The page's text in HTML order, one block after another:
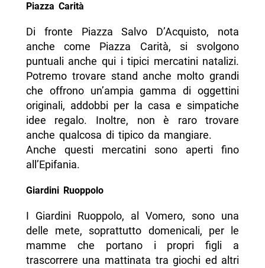
Piazza Carità
Di fronte Piazza Salvo D’Acquisto, nota
anche come Piazza Carità, si svolgono
puntuali anche qui i tipici mercatini natalizi.
Potremo trovare stand anche molto grandi
che offrono un’ampia gamma di oggettini
originali, addobbi per la casa e simpatiche
idee regalo. Inoltre, non è raro trovare
anche qualcosa di tipico da mangiare.
Anche questi mercatini sono aperti fino
all’Epifania.
Giardini Ruoppolo
I Giardini Ruoppolo, al Vomero, sono una
delle mete, soprattutto domenicali, per le
mamme che portano i propri figli a
trascorrere una mattinata tra giochi ed altri